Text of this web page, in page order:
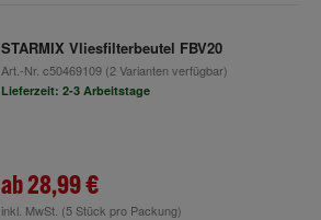
STARMIX Vliesfilterbeutel FBV20
Art.-Nr. c50469109(2 Varianten verfügbar)
Lieferzeit: 2-3 Arbeitstage
ab28,99 €
inkl. MwSt. (5 Stück pro Packung)